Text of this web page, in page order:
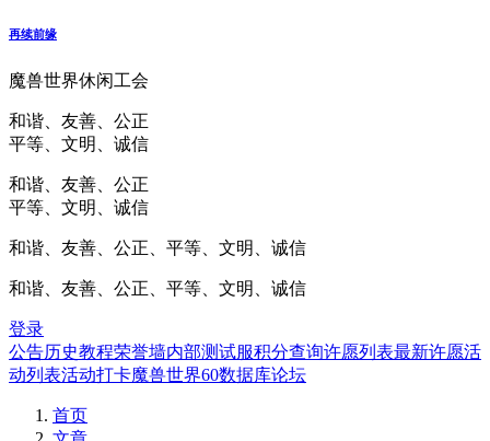
再续前缘
魔兽世界休闲工会
和谐、友善、公正
平等、文明、诚信
和谐、友善、公正
平等、文明、诚信
和谐、友善、公正、平等、文明、诚信
和谐、友善、公正、平等、文明、诚信
登录
公告历史教程荣誉墙内部测试服积分查询许愿列表最新许愿活
动列表活动打卡魔兽世界60数据库论坛
首页